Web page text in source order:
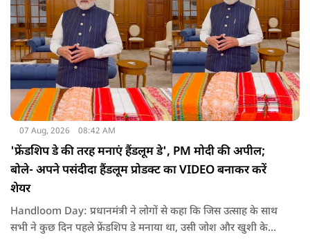
07 Aug, 2026 08:42 AM
'फ्रेंडशिप डे की तरह मनाएं हैंडलूम डे', PM मोदी की अपील;
बोले- अपने पसंदीदा हैंडलूम प्रोडक्ट का VIDEO बनाकर करें
शेयर
Handloom Day: प्रधानमंत्री ने लोगों से कहा कि जिस उत्साह के साथ
सभी ने कुछ दिन पहले फ्रेंडशिप डे मनाया था, उसी जोश और खुशी के